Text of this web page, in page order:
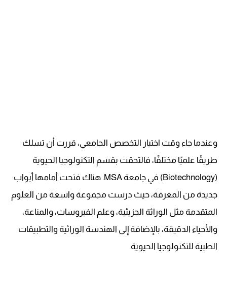
وعندما جاء وقت اختيار التخصص الجامعي، قررت أن تسلك
طريقًا علميًا مختلفًا، فالتحقت بقسم التكنولوجيا الحيوية
(Biotechnology) في جامعة MSA. هناك فتحت أمامها أبواب
جديدة من المعرفة، حيث درست مجموعة واسعة من العلوم
المتقدمة مثل الوراثة الجزيئية، وعلم الفيروسات، والمناعة،
والأحياء الدقيقة، بالإضافة إلى الهندسة الوراثية والتطبيقات
الطبية للتكنولوجيا الحيوية.